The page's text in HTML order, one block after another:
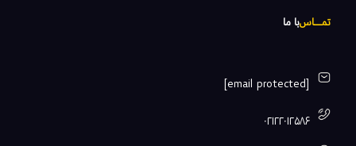
تمـــــاسبا ما
[email protected]
۰۲۱۲۲۰۱۲۵۸۶